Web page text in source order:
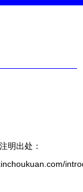
明出处：